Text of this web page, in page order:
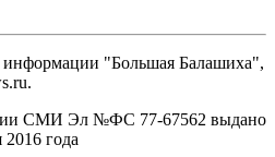
информации "Большая Балашиха",
СМИ Эл №ФС ‎77-67562 выдано
2016 года